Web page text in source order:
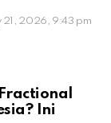
21, 2026, 9:43 pm
Ini